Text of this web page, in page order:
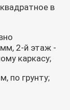
в
2-й этаж -
каркасу;
по грунту;